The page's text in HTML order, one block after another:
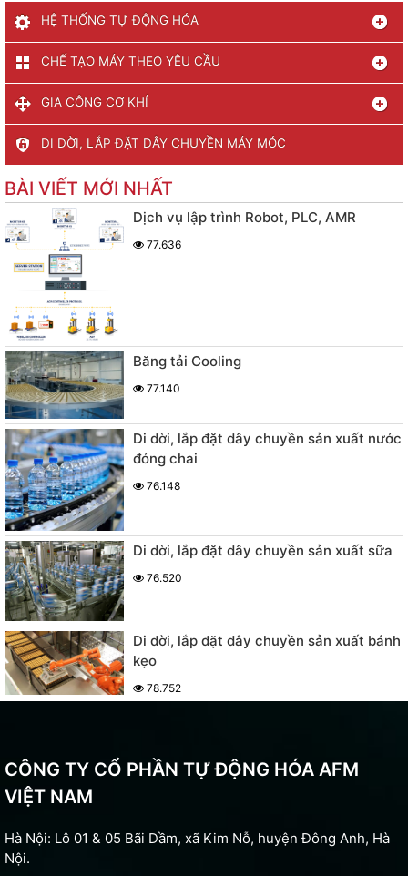
HỆ THỐNG TỰ ĐỘNG HÓA
CHẾ TẠO MÁY THEO YÊU CẦU
GIA CÔNG CƠ KHÍ
DI DỜI, LẮP ĐẶT DÂY CHUYỀN MÁY MÓC
BÀI VIẾT MỚI NHẤT
Dịch vụ lập trình Robot, PLC, AMR
77.636
Băng tải Cooling
77.140
Di dời, lắp đặt dây chuyền sản xuất nước
đóng chai
76.148
Di dời, lắp đặt dây chuyền sản xuất sữa
76.520
Di dời, lắp đặt dây chuyền sản xuất bánh
kẹo
78.752
CÔNG TY CỔ PHẦN TỰ ĐỘNG HÓA AFM
VIỆT NAM
Hà Nội: Lô 01 & 05 Bãi Dầm, xã Kim Nỗ, huyện Đông Anh, Hà
Nội.